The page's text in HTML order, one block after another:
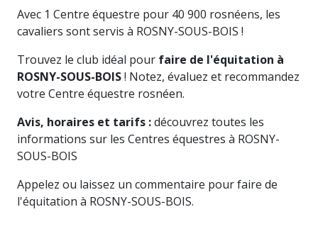
Avec 1 Centre équestre pour 40 900 rosnéens, les
cavaliers sont servis à ROSNY-SOUS-BOIS !
Trouvez le club idéal pour faire de l'équitation à
ROSNY-SOUS-BOIS! Notez, évaluez et recommandez
votre Centre équestre rosnéen.
Avis, horaires et tarifs :découvrez toutes les
informations sur les Centres équestres à ROSNY-
SOUS-BOIS
Appelez ou laissez un commentaire pour faire de
l'équitation à ROSNY-SOUS-BOIS.